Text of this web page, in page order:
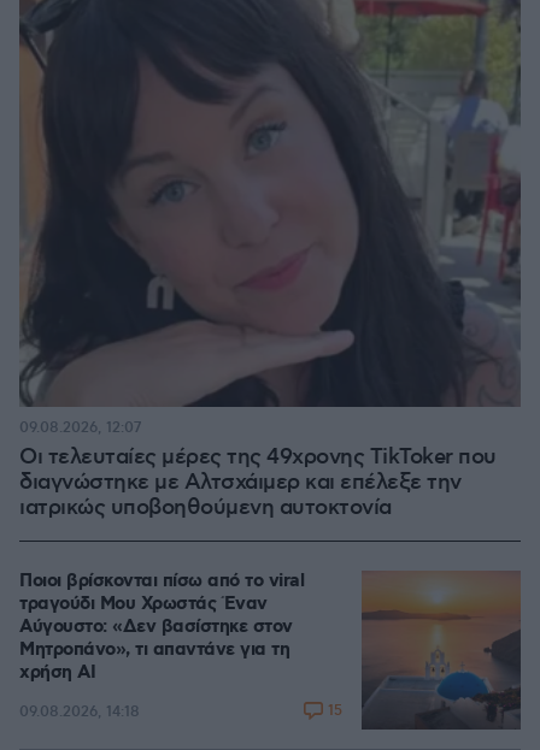
Οι τελευταίες μέρες της 49χρονης TikToker που
διαγνώστηκε με Αλτσχάιμερ και επέλεξε την
ιατρικώς υποβοηθούμενη αυτοκτονία
09.08.2026, 12:07
Ποιοι βρίσκονται πίσω από το viral
τραγούδι Μου Χρωστάς Έναν
Αύγουστο: «Δεν βασίστηκε στον
Μητροπάνο», τι απαντάνε για τη
χρήση AI
09.08.2026, 14:18 15